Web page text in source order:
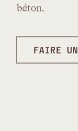
béton.
FAIRE